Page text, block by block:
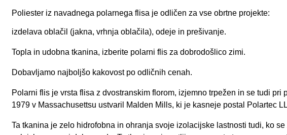
Poliester iz navadnega polarnega flisa je odličen za vse obrtne projekte:
izdelava oblačil (jakna, vrhnja oblačila), odeje in prešivanje.
Topla in udobna tkanina, izberite polarni flis za dobrodošlico zimi.
Dobavljamo najboljšo kakovost po odličnih cenah.
Polarni flis je vrsta flisa z dvostranskim florom, izjemno trpežen in se tudi pri
1979 v Massachusettsu ustvaril Malden Mills, ki je kasneje postal Polartec
Ta tkanina je zelo hidrofobna in ohranja svoje izolacijske lastnosti tudi, ko